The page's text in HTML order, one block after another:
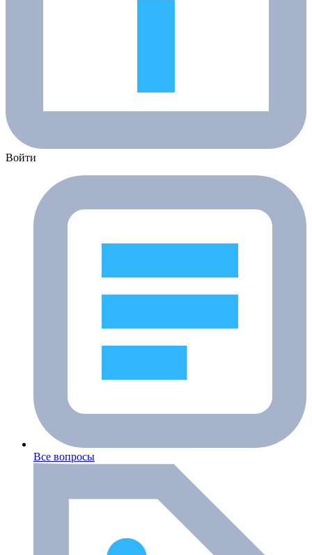
Войти
Все вопросы